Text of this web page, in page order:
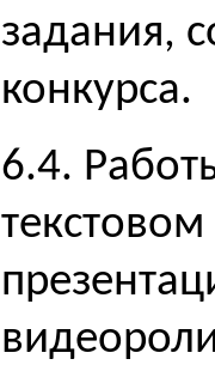
задания,
конкурса.
6.4.